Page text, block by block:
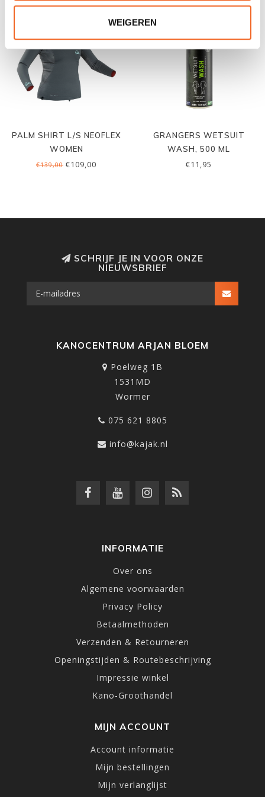
WEIGEREN
PALM SHIRT L/S NEOFLEX
WOMEN
€139,00 €109,00
GRANGERS WETSUIT
WASH, 500 ML
€11,95
SCHRIJF JE IN VOOR ONZE
NIEUWSBRIEF
KANOCENTRUM ARJAN BLOEM
Poelweg 1B
1531MD
Wormer
075 621 8805
info@kajak.nl
INFORMATIE
Over ons
Algemene voorwaarden
Privacy Policy
Betaalmethoden
Verzenden & Retourneren
Openingstijden & Routebeschrijving
Impressie winkel
Kano-Groothandel
MIJN ACCOUNT
Account informatie
Mijn bestellingen
Mijn verlanglijst